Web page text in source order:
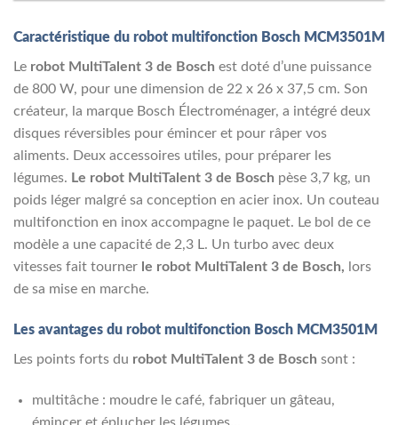
Caractéristique du robot multifonction Bosch MCM3501M
Le robot MultiTalent 3 de Bosch est doté d’une puissance
de 800 W, pour une dimension de 22 x 26 x 37,5 cm. Son
créateur, la marque Bosch Électroménager, a intégré deux
disques réversibles pour émincer et pour râper vos
aliments. Deux accessoires utiles, pour préparer les
légumes. Le robot MultiTalent 3 de Bosch pèse 3,7 kg, un
poids léger malgré sa conception en acier inox. Un couteau
multifonction en inox accompagne le paquet. Le bol de ce
modèle a une capacité de 2,3 L. Un turbo avec deux
vitesses fait tourner le robot MultiTalent 3 de Bosch, lors
de sa mise en marche.
Les avantages du robot multifonction Bosch MCM3501M
Les points forts du robot MultiTalent 3 de Bosch sont :
multitâche : moudre le café, fabriquer un gâteau,